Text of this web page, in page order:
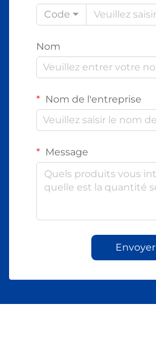
Code
Nom
Nom de l'entreprise
Message
Envoyer